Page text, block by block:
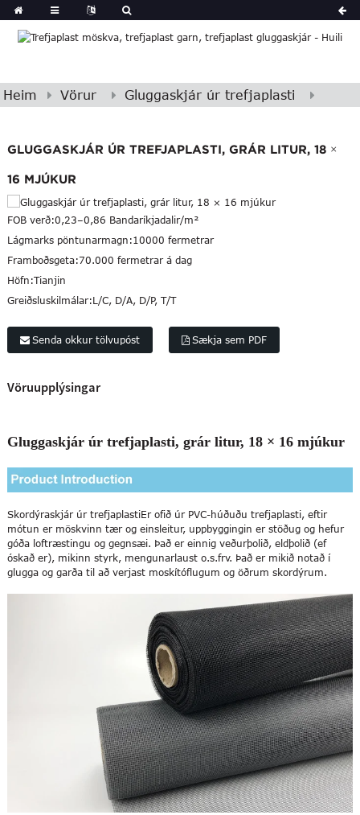
Heim Vörur Gluggaskjár úr trefjaplasti
GLUGGASKJÁR ÚR TREFJAPLASTI, GRÁR LITUR, 18 ×
16 MJÚKUR
FOB verð:0,23–0,86 Bandaríkjadalir/m²
Lágmarks pöntunarmagn:10000 fermetrar
Framboðsgeta:70.000 fermetrar á dag
Höfn:Tianjin
Greiðsluskilmálar:L/C, D/A, D/P, T/T
Senda okkur tölvupóst Sækja sem PDF
Vöruupplýsingar
Gluggaskjár úr trefjaplasti, grár litur, 18 × 16 mjúkur
Skordýraskjár úr trefjaplastiEr ofið úr PVC-húðuðu trefjaplasti, eftir
mótun er möskvinn tær og einsleitur, uppbyggingin er stöðug og hefur
góða loftræstingu og gegnsæi. Það er einnig veðurþolið, eldþolið (ef
óskað er), mikinn styrk, mengunarlaust o.s.frv. Það er mikið notað í
glugga og garða til að verjast moskítóflugum og öðrum skordýrum.